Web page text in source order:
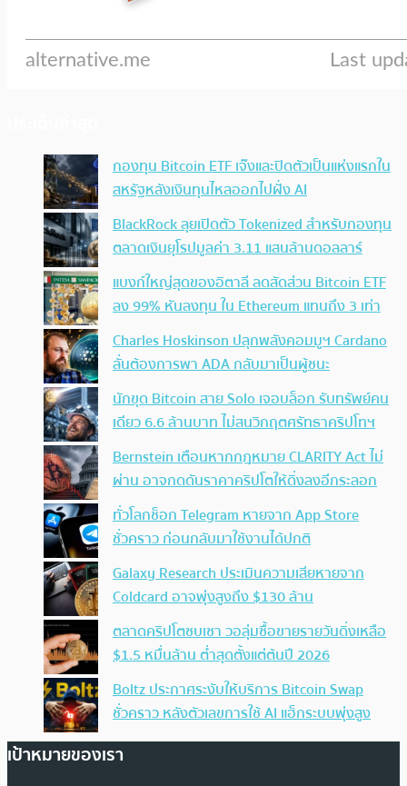
กองทุน Bitcoin ETF เจ๊งและปิดตัวเป็นแห่งแรกใน
สหรัฐหลังเงินทุนไหลออกไปฝั่ง AI
BlackRock ลุยเปิดตัว Tokenized สำหรับกองทุน
ตลาดเงินยุโรปมูลค่า 3.11 แสนล้านดอลลาร์
แบงก์ใหญ่สุดของอิตาลี ลดสัดส่วน Bitcoin ETF
ลง 99% หันลงทุน ใน Ethereum แทนถึง 3 เท่า
Charles Hoskinson ปลุกพลังคอมมูฯ Cardano
ลั่นต้องการพา ADA กลับมาเป็นผู้ชนะ
นักขุด Bitcoin สาย Solo เจอบล็อก รับทรัพย์คน
เดียว 6.6 ล้านบาท ไม่สนวิกฤตศรัทธาคริปโทฯ
Bernstein เตือนหากกฎหมาย CLARITY Act ไม่
ผ่าน อาจกดดันราคาคริปโตให้ดิ่งลงอีกระลอก
ทั่วโลกช็อก Telegram หายจาก App Store
ชั่วคราว ก่อนกลับมาใช้งานได้ปกติ
Galaxy Research ประเมินความเสียหายจาก
Coldcard อาจพุ่งสูงถึง $130 ล้าน
ตลาดคริปโตซบเซา วอลุ่มซื้อขายรายวันดิ่งเหลือ
$1.5 หมื่นล้าน ต่ำสุดตั้งแต่ต้นปี 2026
Boltz ประกาศระงับให้บริการ Bitcoin Swap
ชั่วคราว หลังตัวเลขการใช้ AI แฮ็กระบบพุ่งสูง
เป้าหมายของเรา